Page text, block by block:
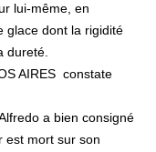
lui-même, en
glace dont la rigidité
dureté.
AIRES constate
a bien consigné
est mort sur son